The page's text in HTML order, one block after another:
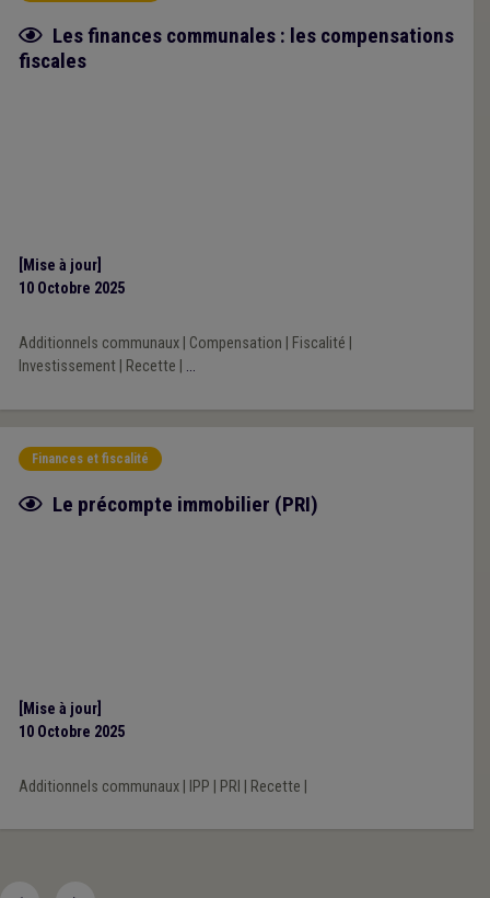
Fiche focus
Les finances communales : les compensations
fiscales
[Mise à jour]
10 Octobre 2025
Additionnels communaux| Compensation Fiscalité
Investissement| Recette ...
Finances et fiscalité
Fiche focus
Le précompte immobilier (PRI)
[Mise à jour]
10 Octobre 2025
Additionnels communaux| IPP PRI Recette